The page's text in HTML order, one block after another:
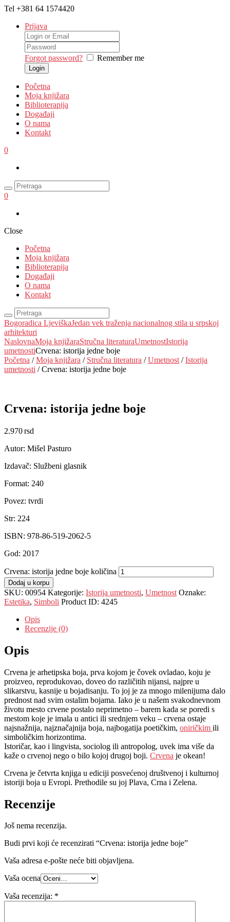
Tel +381 64 1574420
Prijava
Forgot password? Remember me
Početna
Moja knjižara
Biblioterapija
Događaji
O nama
Kontakt
0
0
Close
Početna
Moja knjižara
Biblioterapija
Događaji
O nama
Kontakt
Bogoradica LjeviškaJedan vek traženja nacionalnog stila u srpskoj
arhitekturi
NaslovnaMoja knjižaraStručna literaturaUmetnostIstorija
umetnostiCrvena: istorija jedne boje
Početna /Moja knjižara / Stručna literatura /Umetnost /Istorija
umetnosti / Crvena: istorija jedne boje
Crvena: istorija jedne boje
2.970rsd
Autor: Mišel Pasturo
Izdavač: Službeni glasnik
Format: 240
Povez: tvrdi
Str: 224
ISBN: 978-86-519-2062-5
God: 2017
Crvena: istorija jedne boje količina
Dodaj u korpu
SKU: 00954 Kategorije: Istorija umetnosti, Umetnost Oznake:
Estetika, Simboli Product ID: 4245
Opis
Recenzije (0)
Opis
Crvena je arhetipska boja, prva kojom je čovek ovladao, koju je
proizveo, reprodukovao, doveo do različitih nijansi, najpre u
slikarstvu, kasnije u bojadisanju. To joj je za mnogo milenijuma dalo
prednost nad svim ostalim bojama. Iako je u našem svakodnevnom
životu mesto crvene postalo neprimetno – barem kada se poredi s
mestom koje je imala u antici ili srednjem veku – crvena ostaje
najsnažnija, najznačajnija boja, najbogatija poetičkim, oniričkim ili
simboličkim horizontima.
Istoričar, kao i lingvista, sociolog ili antropolog, uvek ima više da
kaže o crvenoj nego o bilo kojoj drugoj boji. Crvena je okean!
Crvena je četvrta knjiga u ediciji posvećenoj društvenoj i kulturnoj
istoriji boja u Evropi. Prethodile su joj Plava, Crna i Zelena.
Recenzije
Još nema recenzija.
Budi prvi koji će recenzirati “Crvena: istorija jedne boje”
Vaša adresa e-pošte neće biti objavljena.
Vaša ocena
Vaša recenzija: *